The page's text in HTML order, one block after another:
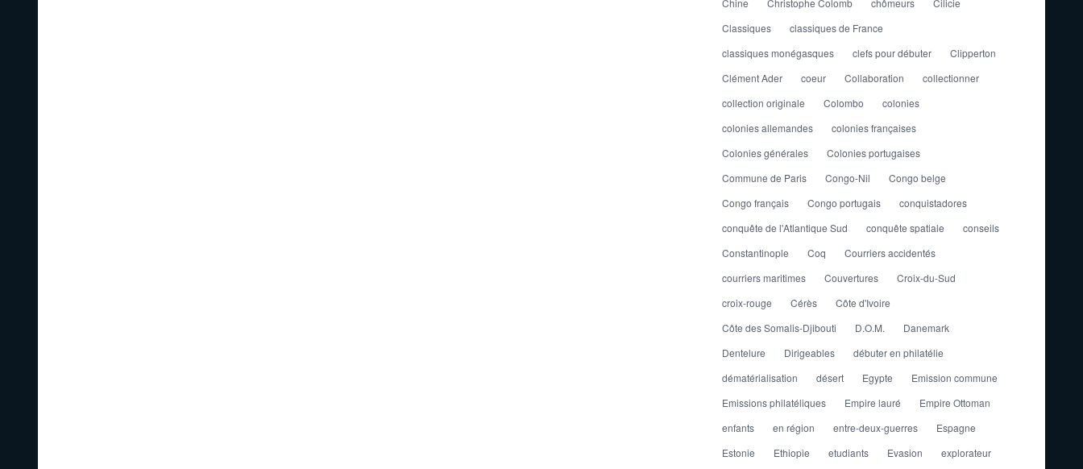
Classiques
classiques de France
classiques monégasques
clefs pour débuter
Clipperton
Clément Ader
coeur Collaboration
collectionner
collection originale
Colombo
colonies
colonies allemandes
colonies françaises
Colonies générales
Colonies portugaises
Commune de Paris
Congo-Nil
Congo belge
Congo français
Congo portugais
conquistadores
conquête de l'Atlantique Sud
conquête spatiale
conseils
Constantinople
Coq
Courriers accidentés
courriers maritimes
Couvertures
Croix-du-Sud
croix-rouge
Cérès
Côte d'Ivoire
Côte des Somalis-Djibouti
D.O.M.
Danemark
Dentelure
Dirigeables
débuter en philatélie
dématérialisation
désert Egypte
Emission commune
Emissions philatéliques
Empire lauré
Empire Ottoman
enfants
en région entre-deux-guerres
Espagne
Estonie
Ethiopie etudiants Evasion
explorateur